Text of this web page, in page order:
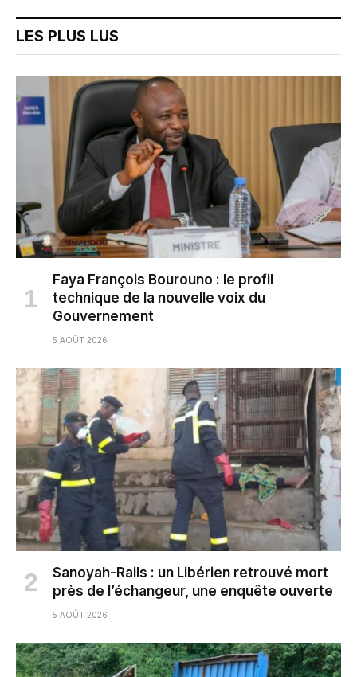
LES PLUS LUS
Faya François Bourouno : le profil
technique de la nouvelle voix du
Gouvernement
5 AOÛT 2026
Sanoyah-Rails : un Libérien retrouvé mort
près de l’échangeur, une enquête ouverte
5 AOÛT 2026